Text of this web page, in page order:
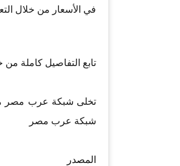
في الأسعار من خلال
تابع التفاصيل كاملة من
تخلى شبكة عرب مصر
شبكة عرب مصر
المصدر